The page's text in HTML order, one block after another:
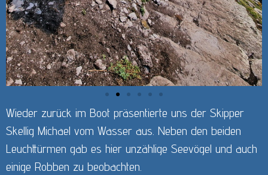
Wieder zurück im Boot präsentierte uns der Skipper
Skellig Michael vom Wasser aus. Neben den beiden
Leuchttürmen gab es hier unzählige Seevögel und auch
einige Robben zu beobachten.